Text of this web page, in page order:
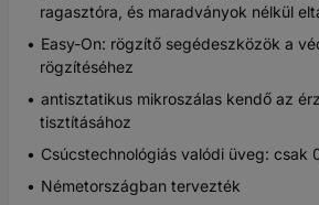
ragasztóra, és maradványok nélkül
Easy-On: rögzítő segédeszközök a
rögzítéséhez
antisztatikus mikroszálas kendő az
tisztításához
Csúcstechnológiás valódi üveg: csak
Németországban tervezték